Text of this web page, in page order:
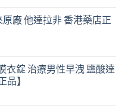
廠 他達拉非 香港藥店正
衣錠 治療男性早洩 鹽酸達
品】